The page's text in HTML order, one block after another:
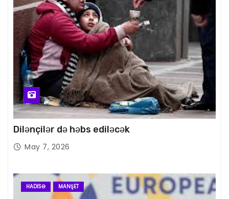
Dilənçilər də həbs ediləcək
May 7, 2026
HADISƏ MANŞET